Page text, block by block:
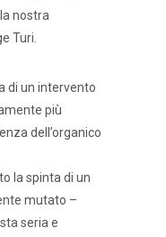
nostra
Turi.
di un intervento
più
dell’organico
la spinta di un
mutato –
seria e